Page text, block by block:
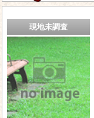
現地未調査